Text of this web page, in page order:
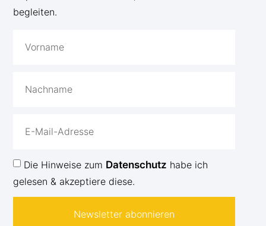
begleiten.
Die Hinweise zum Datenschutz habe ich
gelesen & akzeptiere diese.
Newsletter abonnieren